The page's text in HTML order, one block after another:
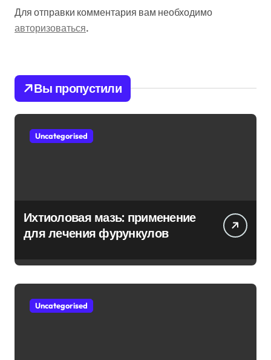
Для отправки комментария вам необходимо
авторизоваться.
Вы пропустили
Uncategorised
Ихтиоловая мазь: применение
для лечения фурункулов
Uncategorised